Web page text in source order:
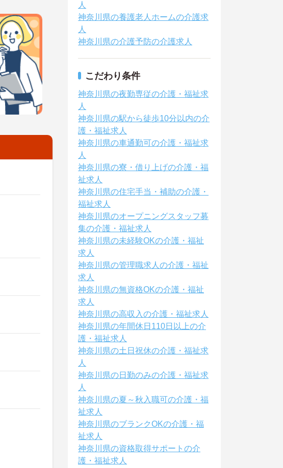
人
神奈川県の養護老人ホームの介護求
人
神奈川県の介護予防の介護求人
こだわり条件
神奈川県の夜勤専従の介護・福祉求
人
神奈川県の駅から徒歩10分以内の介
護・福祉求人
神奈川県の車通勤可の介護・福祉求
人
神奈川県の寮・借り上げの介護・福
祉求人
神奈川県の住宅手当・補助の介護・
福祉求人
神奈川県のオープニングスタッフ募
集の介護・福祉求人
神奈川県の未経験OKの介護・福祉
求人
神奈川県の管理職求人の介護・福祉
求人
神奈川県の無資格OKの介護・福祉
求人
神奈川県の高収入の介護・福祉求人
神奈川県の年間休日110日以上の介
護・福祉求人
神奈川県の土日祝休の介護・福祉求
人
神奈川県の日勤のみの介護・福祉求
人
神奈川県の夏～秋入職可の介護・福
祉求人
神奈川県のブランクOKの介護・福
祉求人
神奈川県の資格取得サポートの介
護・福祉求人